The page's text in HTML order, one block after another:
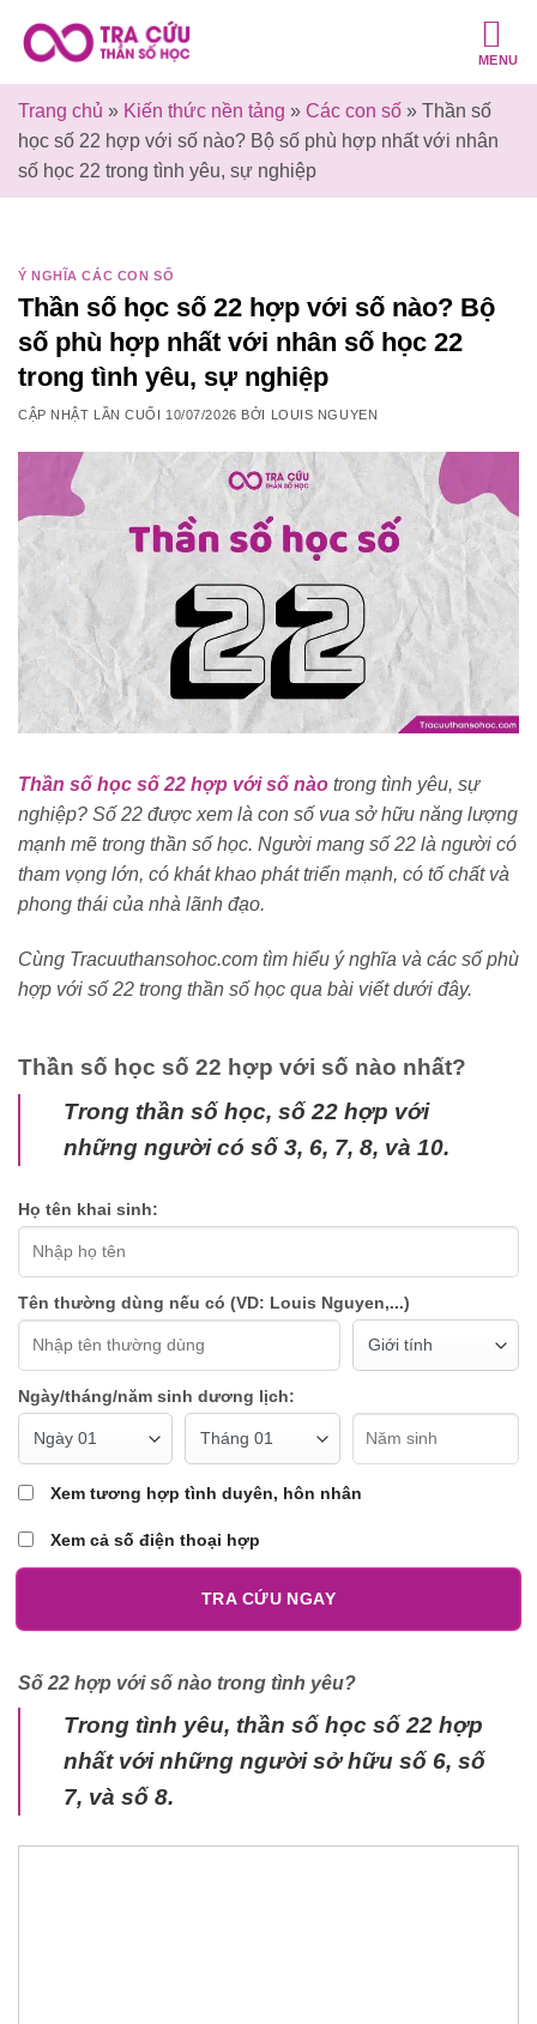
qua
dung
MENU
Trang chủ » Kiến thức nền tảng » Các con số » Thần số
học số 22 hợp với số nào? Bộ số phù hợp nhất với nhân
số học 22 trong tình yêu, sự nghiệp
Ý NGHĨA CÁC CON SỐ
Thần số học số 22 hợp với số nào? Bộ
số phù hợp nhất với nhân số học 22
trong tình yêu, sự nghiệp
CẬP NHẬT LẦN CUỐI 10/07/2026 BỞI LOUIS NGUYEN
Thần số học số 22 hợp với số nào trong tình yêu, sự
nghiệp? Số 22 được xem là con số vua sở hữu năng lượng
mạnh mẽ trong thần số học. Người mang số 22 là người có
tham vọng lớn, có khát khao phát triển mạnh, có tố chất và
phong thái của nhà lãnh đạo.
Cùng Tracuuthansohoc.com tìm hiểu ý nghĩa và các số phù
hợp với số 22 trong thần số học qua bài viết dưới đây.
Thần số học số 22 hợp với số nào nhất?
Trong thần số học, số 22 hợp với
những người có số 3, 6, 7, 8, và 10.
Họ tên khai sinh:
Tên thường dùng nếu có (VD: Louis Nguyen,...)
Ngày/tháng/năm sinh dương lịch:
Xem tương hợp tình duyên, hôn nhân
Xem cả số điện thoại hợp
TRA CỨU NGAY
Số 22 hợp với số nào trong tình yêu?
Trong tình yêu, thần số học số 22 hợp
nhất với những người sở hữu số 6, số
7, và số 8.